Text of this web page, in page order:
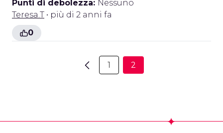
Punti di debolezza: Nessuno
Teresa.T • più di 2 anni fa
0
1 2